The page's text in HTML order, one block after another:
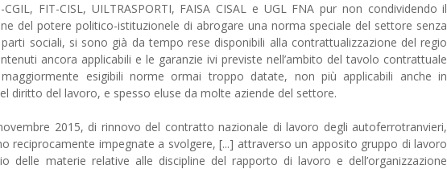
FIT-CISL, UILTRASPORTI, FAISA CISAL e UGL FNA pur non condividendo il
del potere politico-istituzionele di abrogare una norma speciale del settore senza
sociali, si sono già da tempo rese disponibili alla contrattualizzazione del regio
ancora applicabili e le garanzie ivi previste nell’ambito del tavolo contrattuale
esigibili norme ormai troppo datate, non più applicabili anche in
diritto del lavoro, e spesso eluse da molte aziende del settore.
2015, di rinnovo del contratto nazionale di lavoro degli autoferrotranvieri,
reciprocamente impegnate a svolgere, [...] attraverso un apposito gruppo di lavoro
delle materie relative alle discipline del rapporto di lavoro e dell’organizzazione